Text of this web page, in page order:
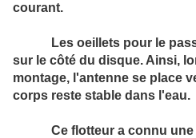
courant.
Les oeillets pour le
sur le côté du disque. Ainsi,
montage, l'antenne se place
corps reste stable dans l'eau.
Ce flotteur a connu une